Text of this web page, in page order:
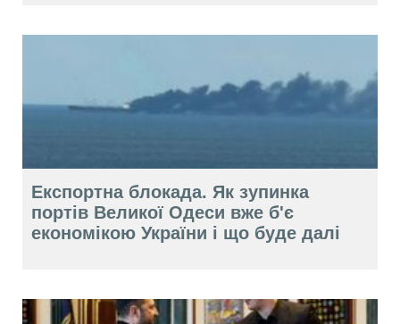
Експортна блокада. Як зупинка
портів Великої Одеси вже б'є
економікою України і що буде далі